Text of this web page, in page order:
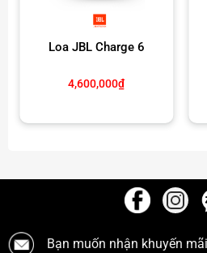
Loa JBL Charge 6
4,600,000₫
Bạn muốn nhận khuyến